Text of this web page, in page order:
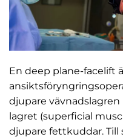
En deep plane-facelift
djupare vävnadslagren
lagret (superficial
djupare fettkuddar. Till